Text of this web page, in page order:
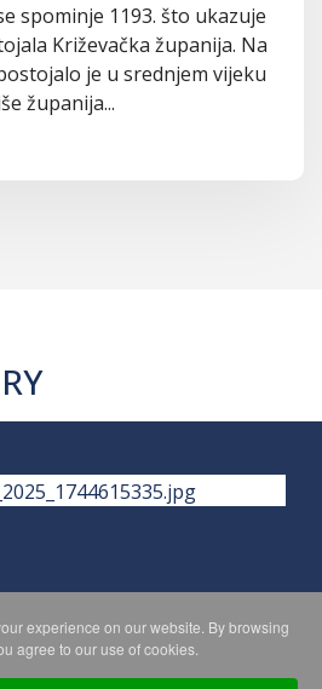
spominje 1193. što ukazuje
Križevačka županija. Na
je u srednjem vijeku
županija...
MAPA WEBA
experience on our website. By browsing
agree to our use of cookies.